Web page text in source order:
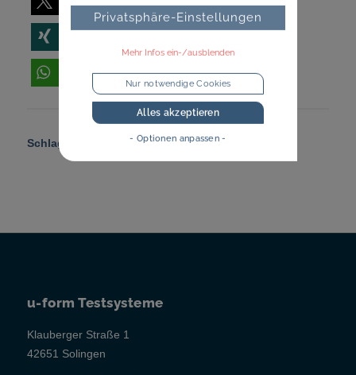
Schlagworte: Organisation,Recruiting
u-form Testsysteme
Klauberger Straße 1
42651 Solingen
Privatsphäre-Einstellungen
Mehr Infos ein-/ausblenden
Nur notwendige Cookies
Alles akzeptieren
- Optionen anpassen -